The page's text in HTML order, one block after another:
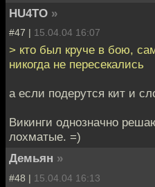
HU4TO »
#47 | 15.04.04 16:07
> кто был круче в бою,
никогда не пересекались
а если подерутся кит и
Викинги однозначно
лохматые. =)
Демьян »
#48 | 15.04.04 16:13